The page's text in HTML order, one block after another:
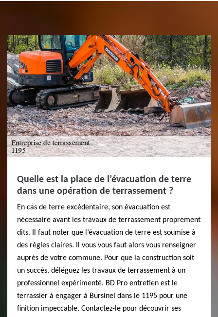
Quelle est la place de l’évacuation de terre
dans une opération de terrassement ?
En cas de terre excédentaire, son évacuation est
nécessaire avant les travaux de terrassement proprement
dits. Il faut noter que l’évacuation de terre est soumise à
des règles claires. Il vous vous faut alors vous renseigner
auprès de votre commune. Pour que la construction soit
un succès, déléguez les travaux de terrassement à un
professionnel expérimenté. BD Pro entretien est le
terrassier à engager à Bursinel dans le 1195 pour une
finition impeccable. Contactez-le pour découvrir ses